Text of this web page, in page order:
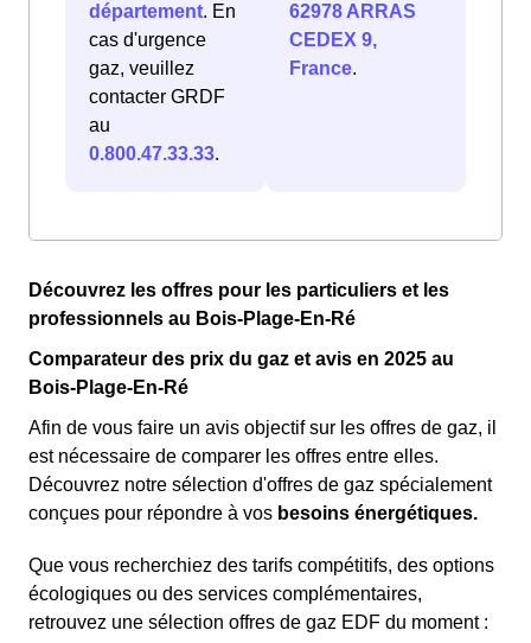
département. En
cas d'urgence
gaz, veuillez
contacter GRDF
au
0.800.47.33.33.
62978 ARRAS
CEDEX 9,
France.
Découvrez les offres pour les particuliers et les
professionnels au Bois-Plage-En-Ré
Comparateur des prix du gaz et avis en 2025 au
Bois-Plage-En-Ré
Afin de vous faire un avis objectif sur les offres de gaz, il
est nécessaire de comparer les offres entre elles.
Découvrez notre sélection d'offres de gaz spécialement
conçues pour répondre à vos besoins énergétiques.
Que vous recherchiez des tarifs compétitifs, des options
écologiques ou des services complémentaires,
retrouvez une sélection offres de gaz EDF du moment :